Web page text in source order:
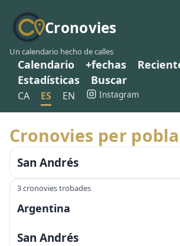
Cronovies
Un calendario hecho de calles
Calendario +fechas
Estadísticas
Buscar
CA ES EN Instagram
Cronovies per
San Andrés
3 cronovies trobades
Argentina
San Andrés